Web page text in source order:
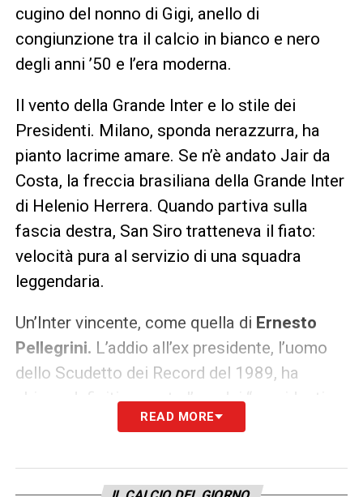
cugino del nonno di Gigi, anello di
congiunzione tra il calcio in bianco e nero
degli anni ’50 e l’era moderna.
Il vento della Grande Inter e lo stile dei
Presidenti. Milano, sponda nerazzurra, ha
pianto lacrime amare. Se n’è andato Jair da
Costa, la freccia brasiliana della Grande Inter
di Helenio Herrera. Quando partiva sulla
fascia destra, San Siro tratteneva il fiato:
velocità pura al servizio di una squadra
leggendaria.
Un’Inter vincente, come quella di Ernesto
Pellegrini. L’addio all’ex presidente, l’uomo
dello Scudetto dei Record del 1989, ha
chiuso definitivamente l’era dei “presidenti
gentiluomini”, quelli che mettevano il cuore e
guidando il club con uno stile e una passione
READ MORE